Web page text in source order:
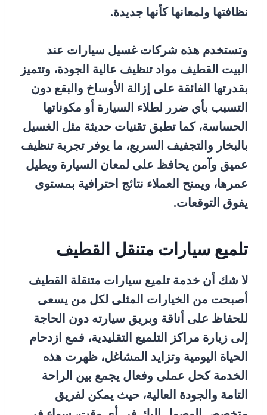
نظافتها ولمعانها كأنها جديدة.
وتستخدم هذه شركات غسيل سيارات عند
البيت القطيف مواد تنظيف عالية الجودة، وتتميز
بقدرتها الفائقة على إزالة الأوساخ والبقع دون
التسبب بأي ضرر لطلاء السيارة أو مكوناتها
الحساسة، كما تطبق تقنيات حديثة مثل الغسيل
بالبخار والتجفيف السريع، ما يوفر تجربة تنظيف
عميق وآمن يحافظ على لمعان السيارة ويطيل
عمرها، ويمنح العملاء نتائج احترافية بمستوى
يفوق التوقعات.
تلميع سيارات متنقل القطيف
لا شك أن خدمة تلميع سيارات متنقلة القطيف
أصبحت من الخيارات المثلى لكل من يسعى
للحفاظ على أناقة وبريق سيارته دون الحاجة
إلى زيارة مراكز التلميع التقليدية، فمع ازدحام
الحياة اليومية وتزايد المشاغل، ظهرت هذه
الخدمة كحل عملى وفعال يجمع بين الراحة
التامة والجودة العالية، حيث يمكن لفريق